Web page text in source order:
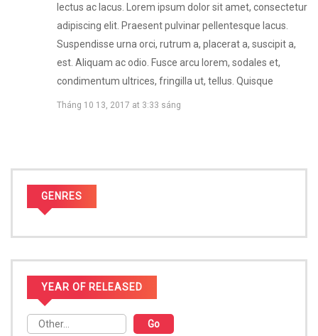
lectus ac lacus. Lorem ipsum dolor sit amet, consectetur
adipiscing elit. Praesent pulvinar pellentesque lacus.
Suspendisse urna orci, rutrum a, placerat a, suscipit a,
est. Aliquam ac odio. Fusce arcu lorem, sodales et,
condimentum ultrices, fringilla ut, tellus. Quisque
Tháng 10 13, 2017 at 3:33 sáng
GENRES
YEAR OF RELEASED